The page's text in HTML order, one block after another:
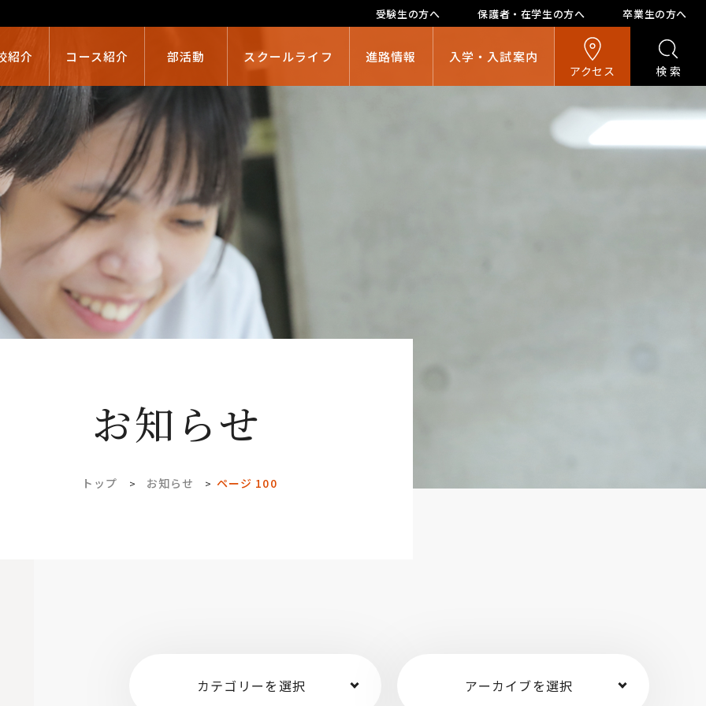
アクセス 検索
紹介 コース紹介 部活動 スクールライフ 進路情報 入学・入試案内
受験生の方へ 保護者・在学生の方へ 卒業生の方へ
お知らせ
トップ > お知らせ > ページ 100
カテゴリーを選択 アーカイブを選択